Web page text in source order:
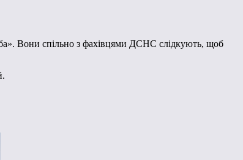
Вони спільно з фахівцями ДСНС слідкують, щоб